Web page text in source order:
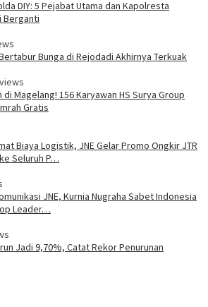
DIY: 5 Pejabat Utama dan Kapolresta
Berganti
Bunga di Rejodadi Akhirnya Terkuak
di Magelang! 156 Karyawan HS Surya Group
Gratis
Biaya Logistik, JNE Gelar Promo Ongkir JTR
Seluruh P…
JNE, Kurnia Nugraha Sabet Indonesia
Leader…
Jadi 9,70%, Catat Rekor Penurunan